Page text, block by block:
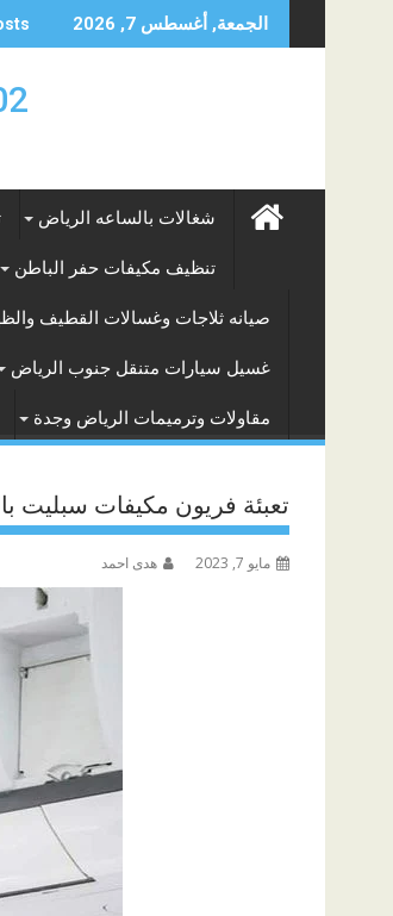
to
الجمعة, أغسطس 7, 2026
شغالات بالساعه الرياض
تنظيف مكيفات حفر الباطن
صيانه ثلاجات وغسالات القطيف
غسيل سيارات متنقل جنوب الرياض
مقاولات وترميمات الرياض وجدة
تعبئة فريون مكيفات سبليت بالقطيف
مايو 7, 2023 هدى احمد